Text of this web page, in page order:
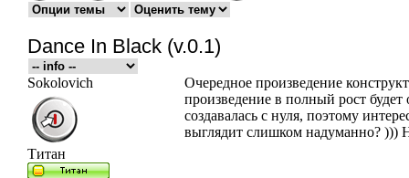
Dance In Black (v.0.1)
Sokolovich
Титан
Очередное произведение
произведение в полный рост
создавалась с нуля, поэтому
выглядит слишком надуманно? )))